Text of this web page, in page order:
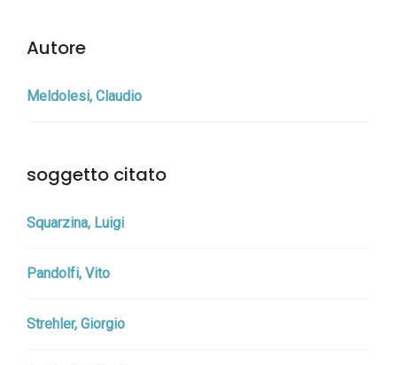
Autore
Meldolesi, Claudio
soggetto citato
Squarzina, Luigi
Pandolfi, Vito
Strehler, Giorgio